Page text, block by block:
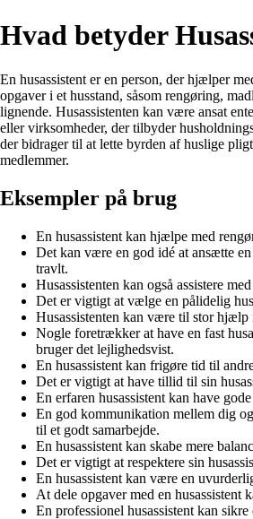
Hvad betyder
En husassistent er en person, der hjælper
opgaver i et husstand, såsom rengøring,
lignende. Husassistenten kan være ansat
eller virksomheder, der tilbyder
der bidrager til at lette byrden af huslige
medlemmer.
Eksempler på brug
En husassistent kan hjælpe med
Det kan være en god idé at ansætte
travlt.
Husassistenten kan også assistere
Det er vigtigt at vælge en pålidelig
Husassistenten kan være til stor hjælp
Nogle foretrækker at have en fast
bruger det lejlighedsvist.
En husassistent kan frigøre tid til
Det er vigtigt at have tillid til sin
En erfaren husassistent kan have
En god kommunikation mellem dig
til et godt samarbejde.
En husassistent kan skabe mere
Det er vigtigt at respektere sin
En husassistent kan være en
At dele opgaver med en husassistent
En professionel husassistent kan